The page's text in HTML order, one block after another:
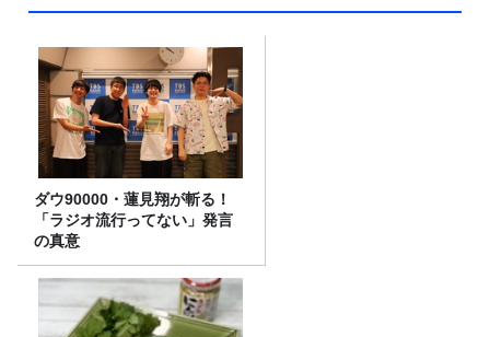
ダウ90000・蓮見翔が斬る！
「ラジオ流行ってない」発言
の真意